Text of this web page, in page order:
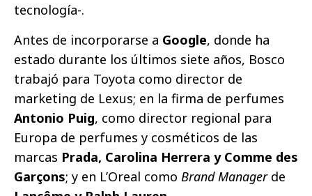
tecnología-.
Antes de incorporarse a Google, donde ha
estado durante los últimos siete años, Bosco
trabajó para Toyota como director de
marketing de Lexus; en la firma de perfumes
Antonio Puig, como director regional para
Europa de perfumes y cosméticos de las
marcas Prada, Carolina Herrera y Comme des
Garçons; y en L’Oreal como Brand Manager de